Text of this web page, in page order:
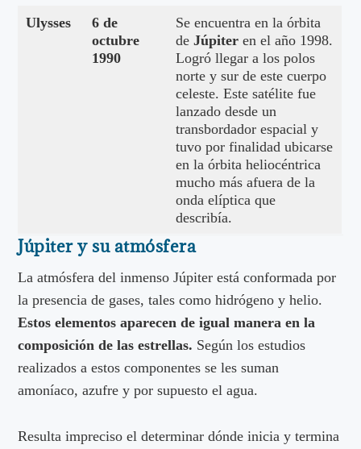
Ulysses
6 de
octubre
1990
Se encuentra en la órbita
deJúpiter en el año 1998.
Logró llegar a los polos
norte y sur de este cuerpo
celeste. Este satélite fue
lanzado desde un
transbordador espacial y
tuvo por finalidad ubicarse
en la órbita heliocéntrica
mucho más afuera de la
onda elíptica que
describía.
Júpiter y su atmósfera
La atmósfera del inmenso Júpiter está conformada por
la presencia de gases, tales como hidrógeno y helio.
Estos elementos aparecen de igual manera en la
composición de las estrellas. Según los estudios
realizados a estos componentes se les suman
amoníaco, azufre y por supuesto el agua.
Resulta impreciso el determinar dónde inicia y termina